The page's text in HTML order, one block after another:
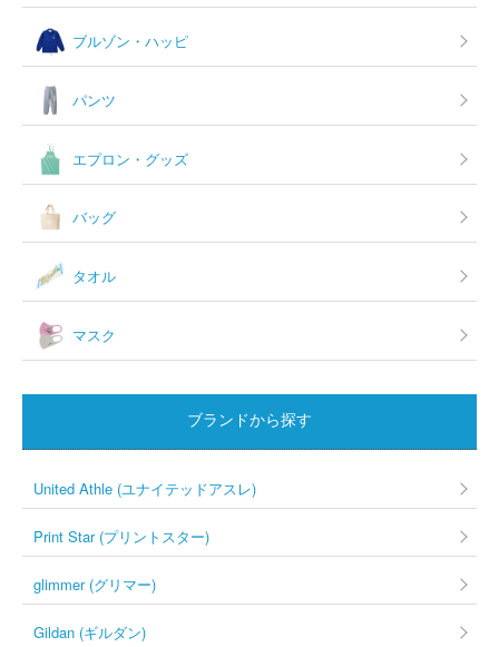
ブルゾン・ハッピ
パンツ
エプロン・グッズ
バッグ
タオル
マスク
ブランドから探す
United Athle (ユナイテッドアスレ)
Print Star (プリントスター)
glimmer (グリマー)
Gildan (ギルダン)